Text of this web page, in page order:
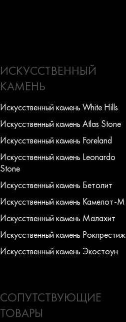
ИСКУССТВЕННЫЙ
КАМЕНЬ
Искусcтвенный камень White Hills
Искусcтвенный камень Atlas Stone
Искусcтвенный камень Foreland
Искусcтвенный камень Leonardo
Stone
Искусcтвенный камень Бетолит
Искусcтвенный камень Камелот-М
Искусcтвенный камень Малахит
Искусcтвенный камень Рокпрестиж
Искусcтвенный камень Экостоун
СОПУТСТВУЮЩИЕ
ТОВАРЫ